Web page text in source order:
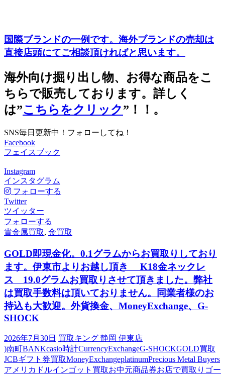
国際ブランドの一例です。海外ブランドの売却は
直接店頭にてご相談頂ければと思います。
海外向け掘り出し物、お得な商品をこ
ちらで販売しております。詳しく
は”こちらをクリック”！！。
SNS毎日更新中！フォローしてね！
Facebook
フェイスブック
Instagram
インスタグラム
フォローする
Twitter
ツイッター
フォローする
貴金属買取, 金買取
GOLD即現金化。0.1グラムからお買取りしており
ます。伊東市よりお越し頂き K18金ネックレ
ス 19.0グラムお買取りさせて頂きました。弊社
は買取手数料は頂いておりません。同業者様のお
持込も大歓迎。外貨換金、MoneyExchange、G-
SHOCK
2026年7月30日 買取キング 静岡 伊東店
)南町BANKcasio時計CurrencyExchangeG-SHOCKGOLD買取
JCBギフト券買取MoneyExchangeplatinumPrecious Metal Buyers
アメリカドルインゴット買取お中元商品券お店で買取り ゴー